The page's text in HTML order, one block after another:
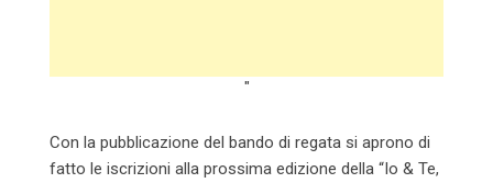
"
Con la pubblicazione del bando di regata si aprono di
fatto le iscrizioni alla prossima edizione della “Io & Te,